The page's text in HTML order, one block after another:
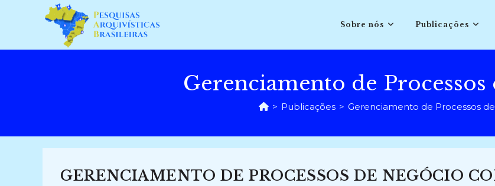
conteúdo
Sobre nós Publicações
Gerenciamento de Processos
> Publicações > Gerenciamento de Processos
GERENCIAMENTO DE PROCESSOS DE NEGÓCIO